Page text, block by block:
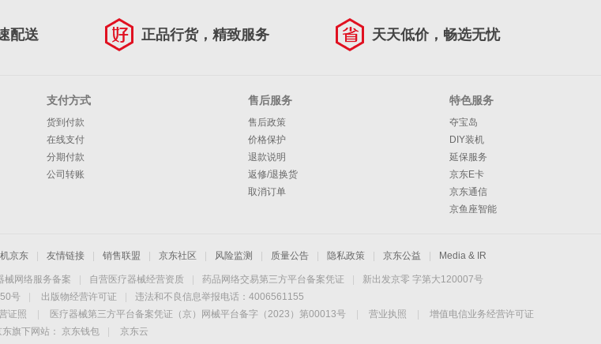
配送 正品行货，精致服务 天天低价，畅选无忧
支付方式
货到付款
在线支付
分期付款
公司转账
售后服务
售后政策
价格保护
退款说明
返修/退换货
取消订单
特色服务
夺宝岛
DIY装机
延保服务
京东E卡
京东通信
京鱼座智能
京东 友情链接 销售联盟 京东社区 风险监测 质量公告 隐私政策 京东公益 Media & IR
械网络服务备案 自营医疗器械经营资质 药品网络交易第三方平台备案凭证
新出发京零 字第大120007号
号
出版物经营许可证
违法和不良信息举报电话：4006561155
证照 医疗器械第三方平台备案凭证（京）网械平台备字（2023）第00013号 营业执照
增值电信业务经营许可证
东旗下网站：
京东钱包
京东云